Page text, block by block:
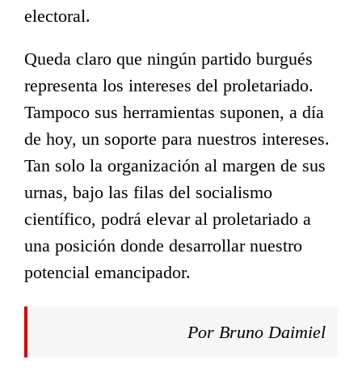
electoral.
Queda claro que ningún partido burgués
representa los intereses del proletariado.
Tampoco sus herramientas suponen, a día
de hoy, un soporte para nuestros intereses.
Tan solo la organización al margen de sus
urnas, bajo las filas del socialismo
científico, podrá elevar al proletariado a
una posición donde desarrollar nuestro
potencial emancipador.
Por Bruno Daimiel